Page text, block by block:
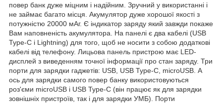
повер банк дуже міцним і надійним. Зручний у використанні і
не займає багато місця. Акумулятор дуже хорошої якості з
потужністю 20000 мАг. Є індикатор заряду який завжди покаже
Вам наповненість акумулятора. На панелі є два кабелі (USB
Type-C і Lightning) для того, щоб не носити з собою додаткові
кабелі від телефону. Лицьова панель пристрою має LED-
дисплей з виведенням точної інформації про стан заряду. Три
порти для зарядки гаджетів: USB, USB Type-C, microUSB. А
ось для зарядки самого повер банку використовуються
роз'єми microUSB і USB Type-C (він працює як для зарядки
зовнішніх пристроїв, так і для зарядки УМБ). Порти